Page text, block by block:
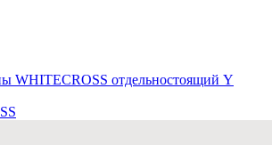
WHITECROSS отдельностоящий Y